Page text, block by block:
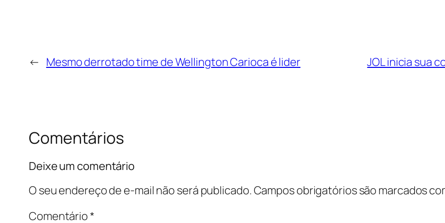
← Mesmo derrotado time de Wellington Carioca é lider JOL inicia sua
Comentários
Deixe um comentário
O seu endereço de e-mail não será publicado.Campos obrigatórios são marcados
Comentário*